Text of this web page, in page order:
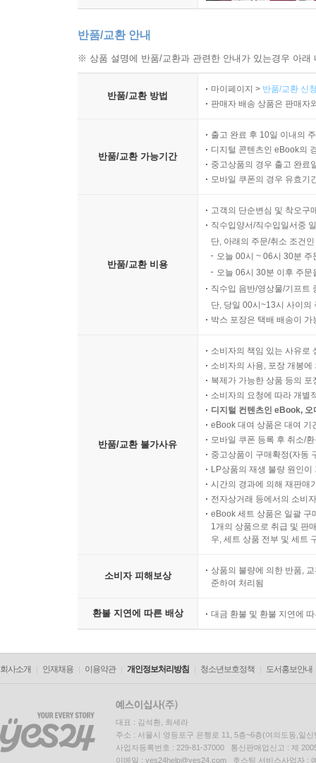
반품/교환 안내
※ 상품 설명에 반품/교환과 관련한 안내가 있는경우 아
반품/교환 방법
마이페이지 > 반품/교환 신
판매자 배송 상품은 판매자
반품/교환 가능기간
출고 완료 후 10일 이내의
디지털 콘텐츠인 eBook의
중고상품의 경우 출고 완료
모바일 쿠폰의 경우 유효기
반품/교환 비용
고객의 단순변심 및 착오구
직수입양서/직수입일서중
단, 아래의 주문/취소 조건
오늘 00시 ~ 06시 30분
오늘 06시 30분 이후 주
직수입 음반/영상물/기프트
단, 당일 00시~13시 사이의
박스 포장은 택배 배송이
반품/교환 불가사유
소비자의 책임 있는 사유로
소비자의 사용, 포장 개봉
복제가 가능한 상품 등의
소비자의 요청에 따라 개별
디지털 컨텐츠인 eBook,
eBook 대여 상품은 대여 기
모바일 쿠폰 등록 후 취소/
중고상품이 구매확정(자동
LP상품의 재생 불량 원인
시간의 경과에 의해 재판매
전자상거래 등에서의 소비
eBook 세트 상품은 일괄 구
1개의 상품으로 취급 및 판
우, 세트 상품 전부 및 세트
소비자 피해보상
상품의 불량에 의한 반품,
준하여 처리됨
환불 지연에 따른 배상 대금 환불 및 환불 지연에
회사소개 인재채용 이용약관 개인정보처리방침 청소년보호정책 도서홍보안내
대표 : 김석환, 최세라
주소 : 서울시 영등포구 은행로 11, 5층~6층(여의도동,일신
사업자등록번호 : 229-81-37000 통신판매업신고 : 제
이메일 : yes24help@yes24.com 호스팅 서비스사업자 :